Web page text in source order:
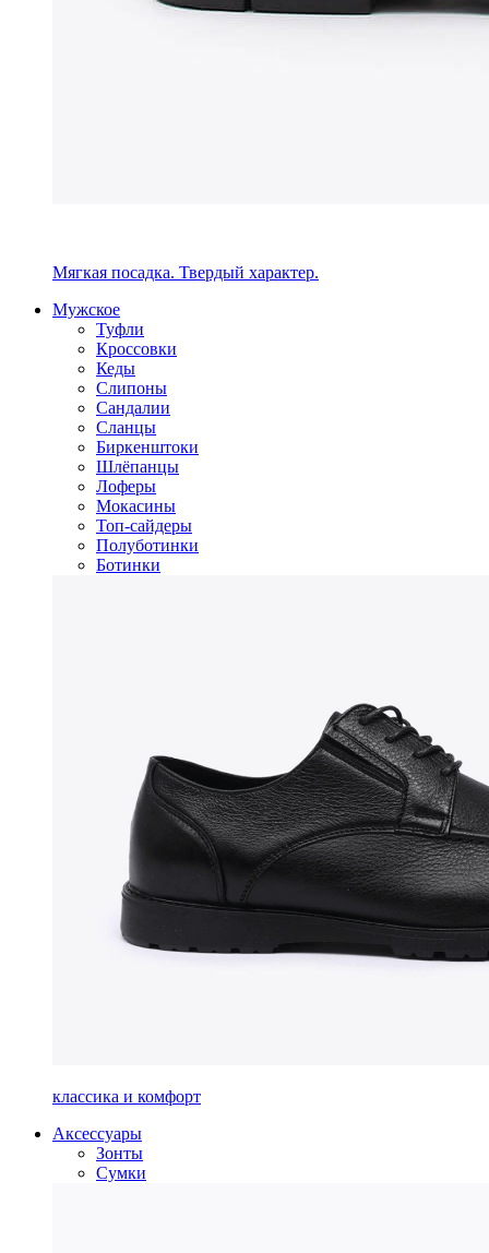
Мягкая посадка. Твердый характер.
Мужское
Туфли
Кроссовки
Кеды
Слипоны
Сандалии
Сланцы
Биркенштоки
Шлёпанцы
Лоферы
Мокасины
Топ-сайдеры
Полуботинки
Ботинки
классика и комфорт
Аксессуары
Зонты
Сумки